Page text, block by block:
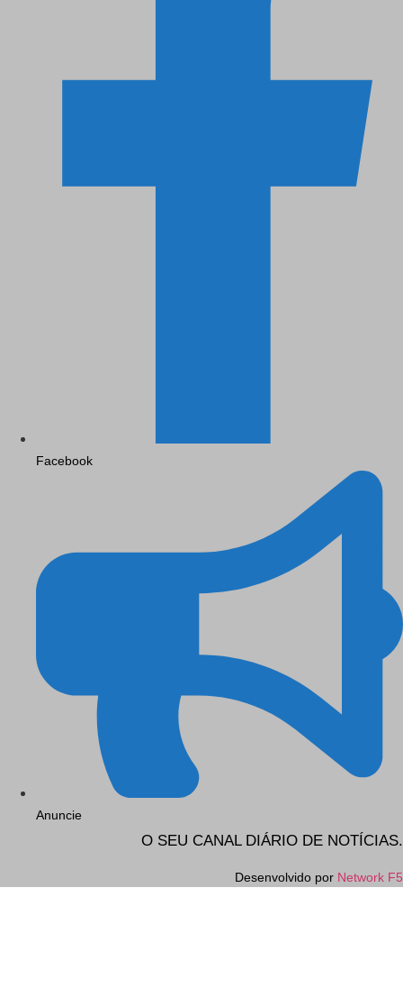
Facebook
Anuncie
O SEU CANAL DIÁRIO DE NOTÍCIAS.
Desenvolvido por Network F5